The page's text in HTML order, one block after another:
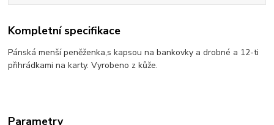
Kompletní specifikace
Pánská menší peněženka,s kapsou na bankovky a drobné a 12-ti
přihrádkami na karty. Vyrobeno z kůže.
Parametry